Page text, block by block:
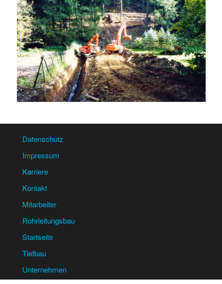
Datenschutz
Impressum
Karriere
Kontakt
Mitarbeiter
Rohrleitungsbau
Startseite
Tiefbau
Unternehmen